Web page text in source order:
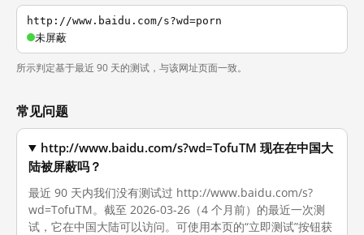
http://www.baidu.com/s?wd=porn
未屏蔽
所示判定基于最近 90 天的测试，与该网址页面一致。
常见问题
http://www.baidu.com/s?wd=TofuTM 现在在中国大
陆被屏蔽吗？
最近 90 天内我们没有测试过 http://www.baidu.com/s?
wd=TofuTM。截至 2026-03-26（4 个月前）的最近一次测
试，它在中国大陆可以访问。可使用本页的“立即测试”按钮获